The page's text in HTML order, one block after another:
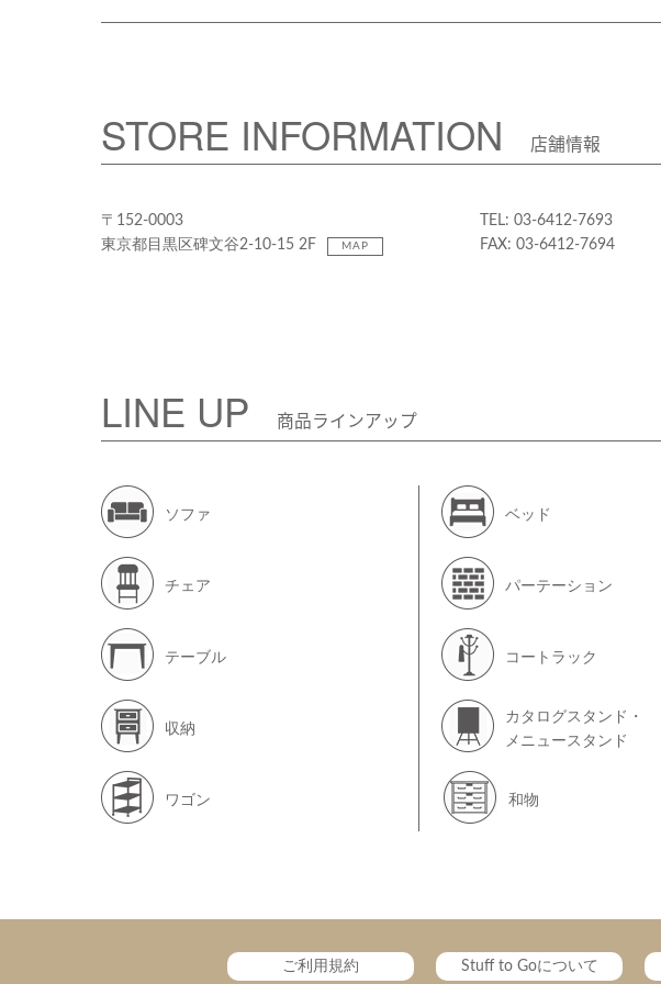
STORE INFORMATION 店舗情報
〒152-0003
東京都目黒区碑文谷2-10-15 2F
MAP
TEL: 03-6412-7693
FAX: 03-6412-7694
LINE UP 商品ラインアップ
ソファ
チェア
テーブル
収納
ワゴン
ベッド
パーテーション
コートラック
カタログスタンド・
メニュースタンド
和物
ご利用規約 Stuff to Goについて